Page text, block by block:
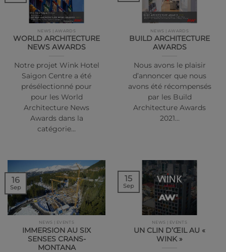
NEWS | AWARDS
WORLD ARCHITECTURE
NEWS AWARDS
Notre projet Wink Hotel
Saigon Centre a été
présélectionné pour
pour les World
Architecture News
Awards dans la
catégorie…
NEWS | AWARDS
BUILD ARCHITECTURE
AWARDS
Nous avons le plaisir
d’annoncer que nous
avons été récompensés
par les Build
Architecture Awards
2021…
NEWS | EVENTS
IMMERSION AU SIX
SENSES CRANS-
MONTANA
16
Sep
NEWS | EVENTS
UN CLIN D’ŒIL AU «
WINK »
15
Sep